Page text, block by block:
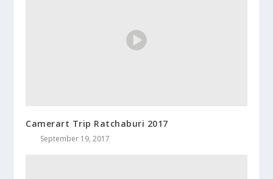
Camerart Trip Ratchaburi 2017
September 19, 2017